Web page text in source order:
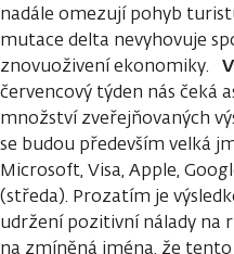
nadále omezují pohyb
mutace delta nevyhovuje
znovuoživení ekonomiky.
červencový týden nás čeká
množství zveřejňovaných
se budou především velká
Microsoft, Visa, Apple,
(středa). Prozatím je
udržení pozitivní nálady na
na zmíněná jména, že